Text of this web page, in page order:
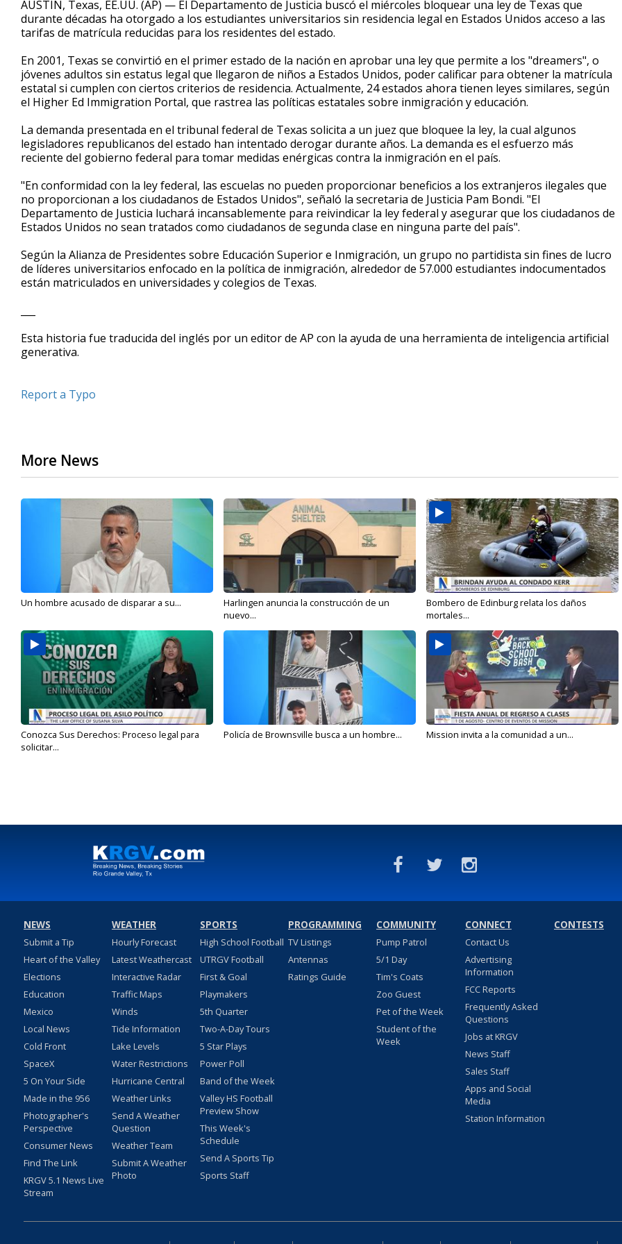
AUSTIN, Texas, EE.UU. (AP) — El Departamento de Justicia buscó el miércoles bloquear una ley de Texas que
durante décadas ha otorgado a los estudiantes universitarios sin residencia legal en Estados Unidos acceso a las
tarifas de matrícula reducidas para los residentes del estado.
En 2001, Texas se convirtió en el primer estado de la nación en aprobar una ley que permite a los "dreamers", o
jóvenes adultos sin estatus legal que llegaron de niños a Estados Unidos, poder calificar para obtener la matrícula
estatal si cumplen con ciertos criterios de residencia. Actualmente, 24 estados ahora tienen leyes similares, según
el Higher Ed Immigration Portal, que rastrea las políticas estatales sobre inmigración y educación.
La demanda presentada en el tribunal federal de Texas solicita a un juez que bloquee la ley, la cual algunos
legisladores republicanos del estado han intentado derogar durante años. La demanda es el esfuerzo más
reciente del gobierno federal para tomar medidas enérgicas contra la inmigración en el país.
"En conformidad con la ley federal, las escuelas no pueden proporcionar beneficios a los extranjeros ilegales que
no proporcionan a los ciudadanos de Estados Unidos", señaló la secretaria de Justicia Pam Bondi. "El
Departamento de Justicia luchará incansablemente para reivindicar la ley federal y asegurar que los ciudadanos de
Estados Unidos no sean tratados como ciudadanos de segunda clase en ninguna parte del país".
Según la Alianza de Presidentes sobre Educación Superior e Inmigración, un grupo no partidista sin fines de lucro
de líderes universitarios enfocado en la política de inmigración, alrededor de 57.000 estudiantes indocumentados
están matriculados en universidades y colegios de Texas.
Esta historia fue traducida del inglés por un editor de AP con la ayuda de una herramienta de inteligencia artificial
generativa.
Report a Typo
More News
Un hombre acusado de disparar a su...
Harlingen anuncia la construcción de un
nuevo...
Bombero de Edinburg relata los daños
mortales...
Conozca Sus Derechos: Proceso legal para
solicitar...
Policía de Brownsville busca a un hombre... Mission invita a la comunidad a un...
NEWS
Submit a Tip
Heart of the Valley
Elections
Education
Mexico
Local News
Cold Front
SpaceX
5 On Your Side
Made in the 956
Photographer's
Perspective
Consumer News
Find The Link
KRGV 5.1 News Live
Stream
WEATHER
Hourly Forecast
Latest Weathercast
Interactive Radar
Traffic Maps
Winds
Tide Information
Lake Levels
Water Restrictions
Hurricane Central
Weather Links
Send A Weather
Question
Weather Team
Submit A Weather
Photo
SPORTS
High School Football
UTRGV Football
First & Goal
Playmakers
5th Quarter
Two-A-Day Tours
5 Star Plays
Power Poll
Band of the Week
Valley HS Football
Preview Show
This Week's
Schedule
Send A Sports Tip
Sports Staff
PROGRAMMING
TV Listings
Antennas
Ratings Guide
COMMUNITY
Pump Patrol
5/1 Day
Tim's Coats
Zoo Guest
Pet of the Week
Student of the
Week
CONNECT
Contact Us
Advertising
Information
FCC Reports
Frequently Asked
Questions
Jobs at KRGV
News Staff
Sales Staff
Apps and Social
Media
Station Information
CONTESTS